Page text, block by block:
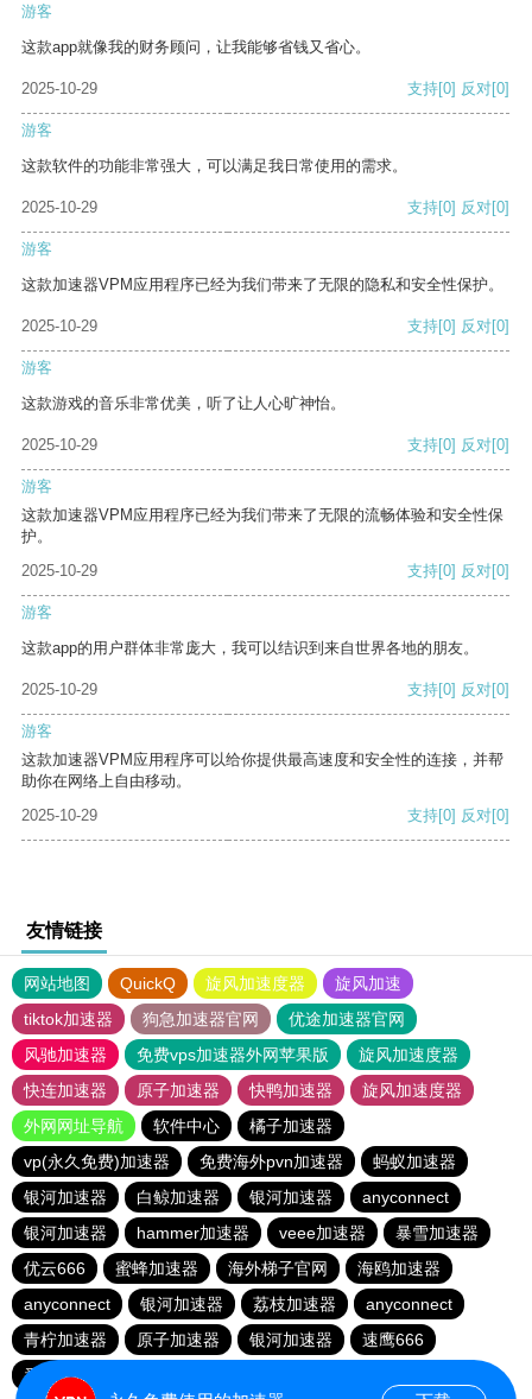
游客
这款app就像我的财务顾问，让我能够省钱又省心。
2025-10-29 支持[0] 反对[0]
游客
这款软件的功能非常强大，可以满足我日常使用的需求。
2025-10-29 支持[0] 反对[0]
游客
这款加速器VPM应用程序已经为我们带来了无限的隐私和安全性保护。
2025-10-29 支持[0] 反对[0]
游客
这款游戏的音乐非常优美，听了让人心旷神怡。
2025-10-29 支持[0] 反对[0]
游客
这款加速器VPM应用程序已经为我们带来了无限的流畅体验和安全性保
护。
2025-10-29
支持[0] 反对[0]
游客
这款app的用户群体非常庞大，我可以结识到来自世界各地的朋友。
2025-10-29 支持[0] 反对[0]
游客
这款加速器VPM应用程序可以给你提供最高速度和安全性的连接，并帮
助你在网络上自由移动。
2025-10-29
支持[0] 反对[0]
友情链接
网站地图 QuickQ 旋风加速度器
旋风加速
tiktok加速器
狗急加速器官网
优途加速器官网
风驰加速器
免费vps加速器外网苹果版
旋风加速度器
快连加速器
原子加速器 快鸭加速器
旋风加速度器
外网网址导航
软件中心
橘子加速器
vp(永久免费)加速器
免费海外pvn加速器
蚂蚁加速器
银河加速器
白鲸加速器 银河加速器
anyconnect
银河加速器
hammer加速器 veee加速器
暴雪加速器
优云666
蜜蜂加速器 海外梯子官网
海鸥加速器
anyconnect
银河加速器 荔枝加速器
anyconnect
青柠加速器
原子加速器 银河加速器
速鹰666
番石榴加速器